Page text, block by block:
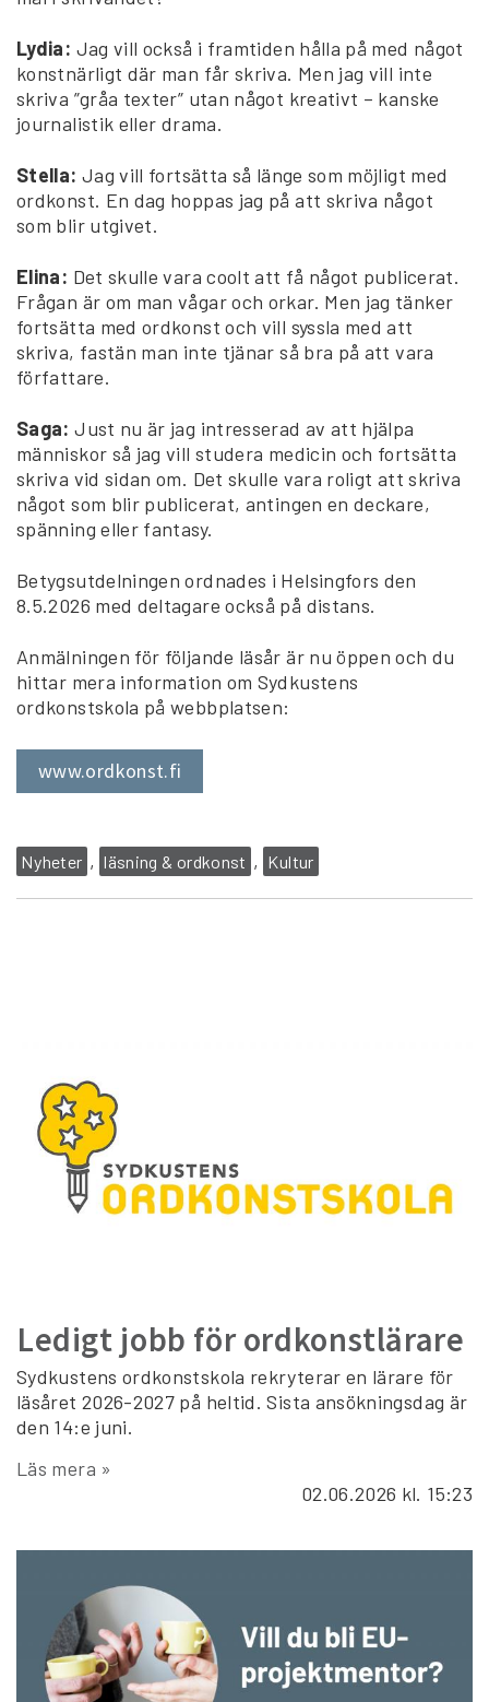
Nyheter läsning & ordkonst Kultur
Lydia: Jag vill också i framtiden hålla på med något
konstnärligt där man får skriva. Men jag vill inte
skriva ”gråa texter” utan något kreativt – kanske
journalistik eller drama.
Stella: Jag vill fortsätta så länge som möjligt med
ordkonst. En dag hoppas jag på att skriva något
som blir utgivet.
Elina: Det skulle vara coolt att få något publicerat.
Frågan är om man vågar och orkar. Men jag tänker
fortsätta med ordkonst och vill syssla med att
skriva, fastän man inte tjänar så bra på att vara
författare.
Saga:Just nu är jag intresserad av att hjälpa
människor så jag vill studera medicin och fortsätta
skriva vid sidan om. Det skulle vara roligt att skriva
något som blir publicerat, antingen en deckare,
spänning eller fantasy.
Betygsutdelningen ordnades i Helsingfors den
8.5.2026 med deltagare också på distans.
Anmälningen för följande läsår är nu öppen och du
hittar mera information om Sydkustens
ordkonstskola på webbplatsen:
www.ordkonst.fi
Ledigt jobb för ordkonstlärare
Sydkustens ordkonstskola rekryterar en lärare för
läsåret 2026-2027 på heltid. Sista ansökningsdag är
den 14:e juni.
Läs mera »
02.06.2026 kl. 15:23